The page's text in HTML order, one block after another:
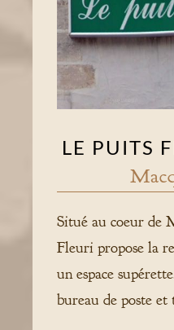
LE PUITS
Situé au coeur de
Fleuri propose la
un espace
bureau de poste et